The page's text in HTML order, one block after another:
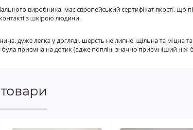
виробника, має європейський сертифікат якості, що
з шкірою людини.
дуже легка у догляді, шерсть не липне, щільна та
була приємна на дотик (адже поплін значно приємніший